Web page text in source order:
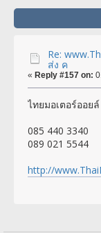
Re:
ส่ง ค
« Reply #157 on:
ไทยมอเตอร์ออยล์
085 440 3340
089 021 5544
http://